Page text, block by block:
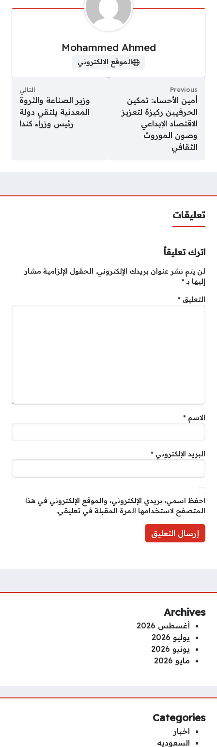
Mohammed Ahmed
الموقع الالكتروني
Previous
أمين الأحساء: تمكين
الحرفيين ركيزة لتعزيز
الاقتصاد الإبداعي
وصون الموروث
الثقافي
التالي
وزير الصناعة والثروة
المعدنية يلتقي دولة
رئيس وزراء كندا
تعليقات
اترك تعليقاً
لن يتم نشر عنوان بريدك الإلكتروني. الحقول الإلزامية مشار
إليها بـ*
التعليق *
الاسم *
البريد الإلكتروني *
احفظ اسمي، بريدي الإلكتروني، والموقع الإلكتروني في هذا
المتصفح لاستخدامها المرة المقبلة في تعليقي.
Archives
أغسطس 2026
يوليو 2026
يونيو 2026
مايو 2026
Categories
اخبار
السعوديه